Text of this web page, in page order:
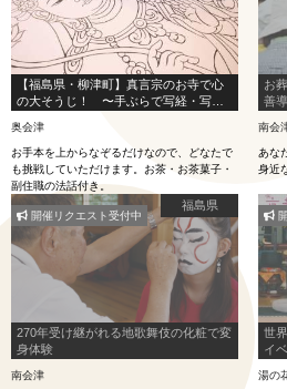
【福島県・柳津町】真言宗のお寺で心
の大そうじ！ 〜手ぶらで写経・写仏
奥会津
お手本を上からなぞるだけなので、どなたで
も挑戦していただけます。お茶・お茶菓子・
副住職の法話付き。
お
善
南会
あな
身近
福島県
270年受け継がれる地歌舞伎の化粧で変
身体験
南会津
開催リクエスト受付中
世
イ
湯の